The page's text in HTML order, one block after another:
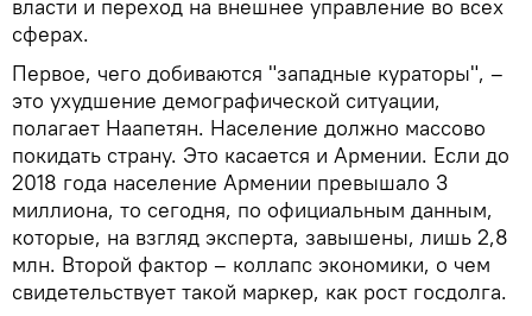
власти и переход на внешнее управление во всех
сферах.
Первое, чего добиваются "западные кураторы", –
это ухудшение демографической ситуации,
полагает Наапетян. Население должно массово
покидать страну. Это касается и Армении. Если до
2018 года население Армении превышало 3
миллиона, то сегодня, по официальным данным,
которые, на взгляд эксперта, завышены, лишь 2,8
млн. Второй фактор – коллапс экономики, о чем
свидетельствует такой маркер, как рост госдолга.